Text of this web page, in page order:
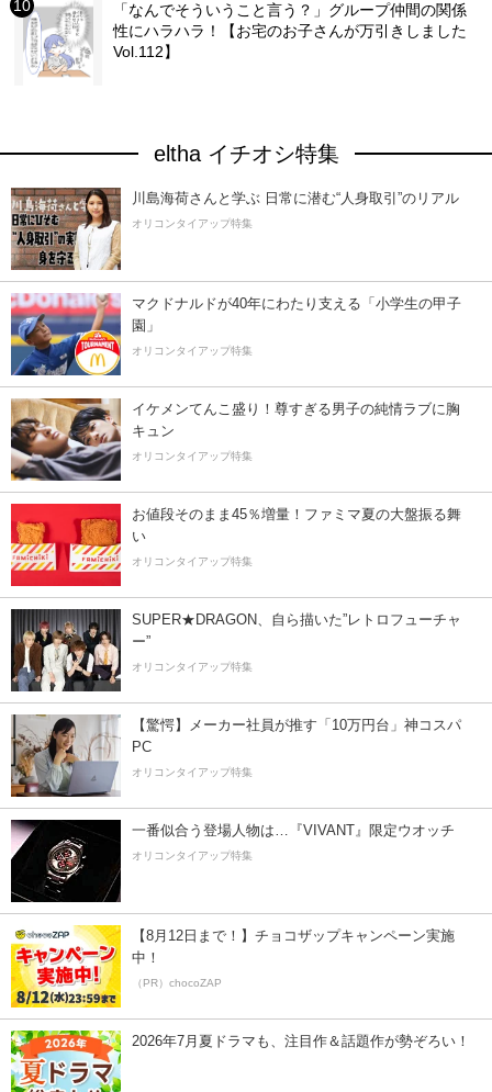
「なんでそういうこと言う？」グループ仲間の関係
性にハラハラ！【お宅のお子さんが万引きしました
Vol.112】
eltha イチオシ特集
川島海荷さんと学ぶ 日常に潜む“人身取引”のリアル
オリコンタイアップ特集
マクドナルドが40年にわたり支える「小学生の甲子
園」
オリコンタイアップ特集
イケメンてんこ盛り！尊すぎる男子の純情ラブに胸
キュン
オリコンタイアップ特集
お値段そのまま45％増量！ファミマ夏の大盤振る舞
い
オリコンタイアップ特集
SUPER★DRAGON、自ら描いた”レトロフューチャ
ー”
オリコンタイアップ特集
【驚愕】メーカー社員が推す「10万円台」神コスパ
PC
オリコンタイアップ特集
一番似合う登場人物は…『VIVANT』限定ウオッチ
オリコンタイアップ特集
【8月12日まで！】チョコザップキャンペーン実施
中！
（PR）chocoZAP
2026年7月夏ドラマも、注目作＆話題作が勢ぞろい！